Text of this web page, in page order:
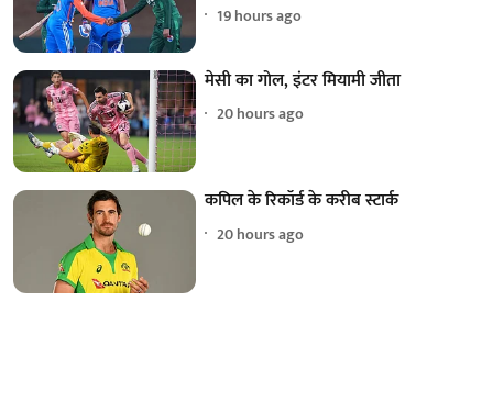
19 hours ago
मेसी का गोल, इंटर मियामी जीता
20 hours ago
कपिल के रिकॉर्ड के करीब स्टार्क
20 hours ago